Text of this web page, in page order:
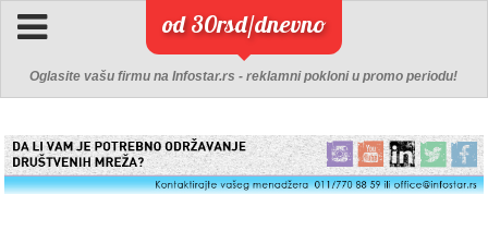
od 30rsd/dnevno
Oglasite vašu firmu na Infostar.rs - reklamni pokloni u promo periodu!